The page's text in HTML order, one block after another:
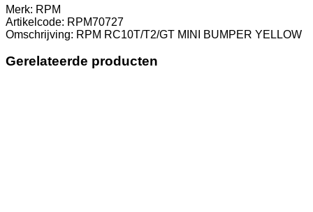
Merk: RPM
Artikelcode: RPM70727
Omschrijving: RPM RC10T/T2/GT MINI BUMPER YELLOW
Gerelateerde producten